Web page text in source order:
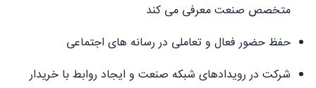
متخصص صنعت معرفی می کند
حفظ حضور فعال و تعاملی در رسانه های اجتماعی
شرکت در رویدادهای شبکه صنعت و ایجاد روابط با خریدار